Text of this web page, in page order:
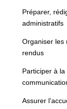
Préparer,
administratifs
Organiser les
rendus
Participer à
Assurer